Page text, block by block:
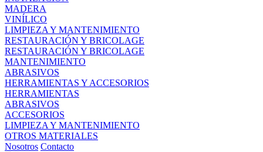
MADERA
VINÍLICO
LIMPIEZA Y MANTENIMIENTO
RESTAURACIÓN Y BRICOLAGE
RESTAURACIÓN Y BRICOLAGE
MANTENIMIENTO
ABRASIVOS
HERRAMIENTAS Y ACCESORIOS
HERRAMIENTAS
ABRASIVOS
ACCESORIOS
LIMPIEZA Y MANTENIMIENTO
OTROS MATERIALES
Nosotros Contacto